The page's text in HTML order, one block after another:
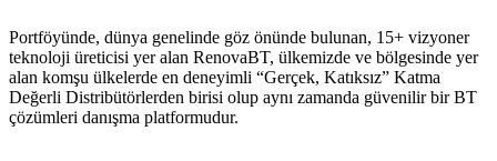
Portföyünde, dünya genelinde göz önünde bulunan, 15+ vizyoner
teknoloji üreticisi yer alan RenovaBT, ülkemizde ve bölgesinde yer
alan komşu ülkelerde en deneyimli “Gerçek, Katıksız” Katma
Değerli Distribütörlerden birisi olup aynı zamanda güvenilir bir BT
çözümleri danışma platformudur.